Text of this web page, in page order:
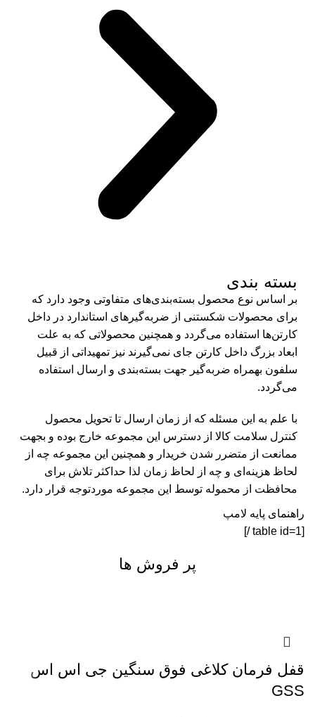
بسته بندی
بر اساس نوع محصول بسته‌بندی‌های متفاوتی وجود دارد که
برای محصولات شکستنی از ضربه‌گیرهای استاندارد در داخل
کارتن‌ها استفاده می‌گردد و همچنین محصولاتی که به علت
ابعاد بزرگ داخل کارتن جای نمی‌گیرند نیز تمهیداتی از قبیل
سلفون بهمراه ضربه‌گیر جهت بسته‌بندی و ارسال استفاده
می‌گردد.
با علم به این مسئله که از زمان ارسال تا تحویل محصول
کنترل سلامت کالا از دسترس این مجموعه خارج بوده و بجهت
ممانعت از متضرر شدن خریدار و همچنین این مجموعه چه از
لحاظ هزینه‌ای و چه از لحاظ زمان لذا حداکثر تلاش برای
محافظت از محموله توسط این مجموعه موردتوجه قرار دارد.
راهنمای پایه لامپ
[table id=1 /]
پر فروش ها
قفل فرمان کلاغی فوق سنگین جی اس اس
GSS